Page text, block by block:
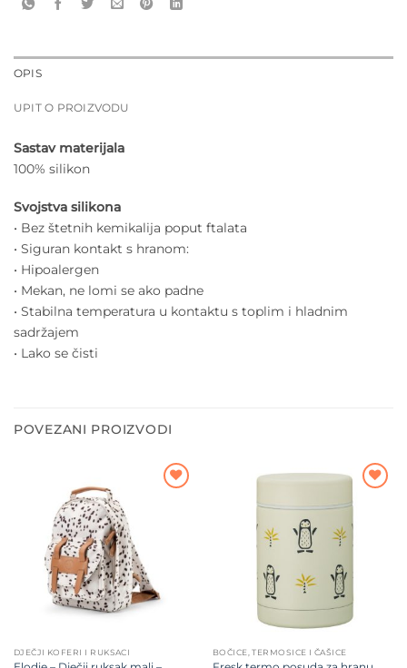
OPIS
UPIT O PROIZVODU
Sastav materijala
100% silikon
Svojstva silikona
• Bez štetnih kemikalija poput ftalata
• Siguran kontakt s hranom:
• Hipoalergen
• Mekan, ne lomi se ako padne
• Stabilna temperatura u kontaktu s toplim i hladnim
sadržajem
• Lako se čisti
POVEZANI PROIZVODI
DJEČJI KOFERI I RUKSACI BOČICE, TERMOSICE I ČAŠICE